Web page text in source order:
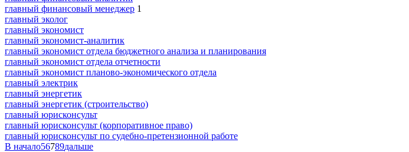
главный финансовый менеджер 1
главный эколог
главный экономист
главный экономист-аналитик
главный экономист отдела бюджетного анализа и планирования
главный экономист отдела отчетности
главный экономист планово-экономического отдела
главный электрик
главный энергетик
главный энергетик (строительство)
главный юрисконсульт
главный юрисконсульт (корпоративное право)
главный юрисконсульт по судебно-претензионной работе
В начало56789дальше